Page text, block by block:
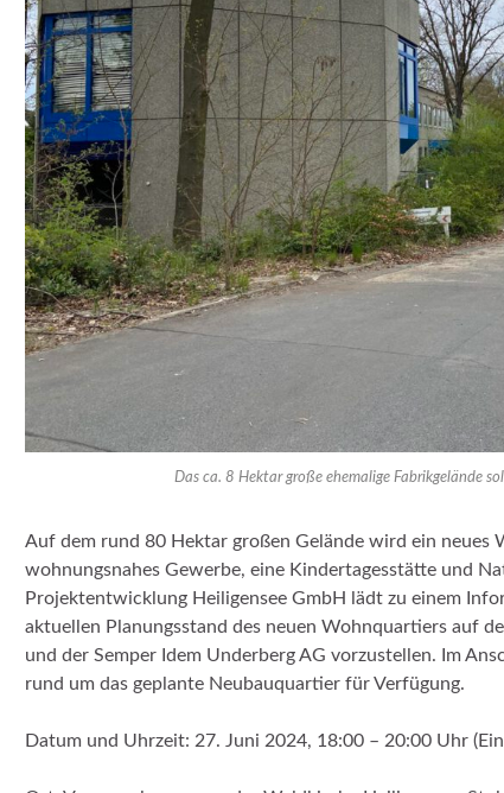
Das ca. 8 Hektar große ehemalige Fabrikgelände
Auf dem rund 80 Hektar großen Gelände wird ein
wohnungsnahes Gewerbe, eine Kindertagesstätte und
Projektentwicklung Heiligensee GmbH lädt zu einem
aktuellen Planungsstand des neuen Wohnquartiers auf
und der Semper Idem Underberg AG vorzustellen. Im
rund um das geplante Neubauquartier für Verfügung.
Datum und Uhrzeit: 27. Juni 2024, 18:00 – 20:00 Uhr